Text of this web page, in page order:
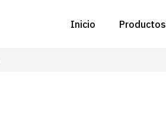
Inicio Productos